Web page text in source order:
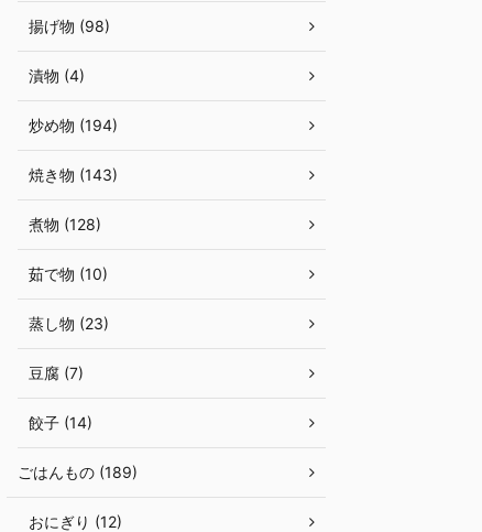
揚げ物 (98)
漬物 (4)
炒め物 (194)
焼き物 (143)
煮物 (128)
茹で物 (10)
蒸し物 (23)
豆腐 (7)
餃子 (14)
ごはんもの (189)
おにぎり (12)